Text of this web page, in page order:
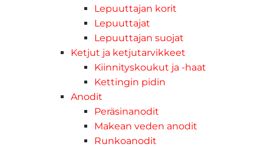
Lepuuttajan korit
Lepuuttajat
Lepuuttajan suojat
Ketjut ja ketjutarvikkeet
Kiinnityskoukut ja -haat
Kettingin pidin
Anodit
Peräsinanodit
Makean veden anodit
Runkoanodit